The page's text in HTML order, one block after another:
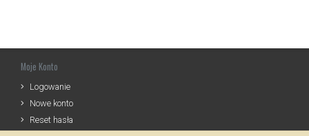
Moje Konto
Logowanie
Nowe konto
Reset hasła